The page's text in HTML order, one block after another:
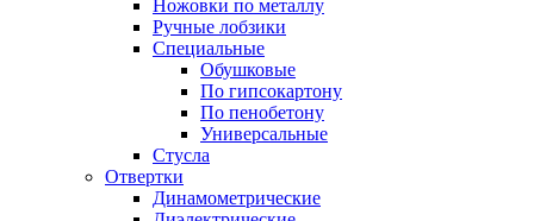
Ножовки по металлу
Ручные лобзики
Специальные
Обушковые
По гипсокартону
По пенобетону
Универсальные
Стусла
Отвертки
Динамометрические